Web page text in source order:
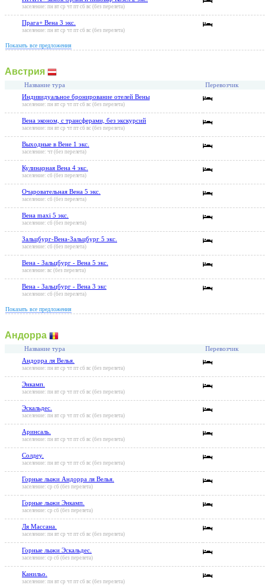
заселение: пн вт ср чт пт сб вс (без перелета)
Прага+ Вена 3 экс.
заселение: пн вт ср чт пт сб вс (без перелета)
Показать все предложения
Австрия
Название тура Перевозчик
Индивидуальное бронирование отелей Вены
заселение: пн вт ср чт пт сб вс (без перелета)
Вена эконом, с трансферами, без экскурсий
заселение: пн вт ср чт пт сб вс (без перелета)
Выходные в Вене 1 экс.
заселение: чт (без перелета)
Кулинарная Вена 4 экс.
заселение: сб (без перелета)
Очаровательная Вена 5 экс.
заселение: сб (без перелета)
Вена maxi 5 экс.
заселение: сб (без перелета)
Зальцбург-Вена-Зальцбург 5 экс.
заселение: сб (без перелета)
Вена - Зальцбург - Вена 5 экс.
заселение: вс (без перелета)
Вена - Зальцбург - Вена 3 экс
заселение: сб (без перелета)
Показать все предложения
Андорра
Название тура Перевозчик
Андорра ля Велья.
заселение: пн вт ср чт пт сб вс (без перелета)
Энкамп.
заселение: пн вт ср чт пт сб вс (без перелета)
Эскальдес.
заселение: пн вт ср чт пт сб вс (без перелета)
Аринсаль.
заселение: пн вт ср чт пт сб вс (без перелета)
Солдеу.
заселение: пн вт ср чт пт сб вс (без перелета)
Горные лыжи Андорра ля Велья.
заселение: ср сб (без перелета)
Горные лыжи Энкамп.
заселение: ср сб (без перелета)
Ля Массана.
заселение: пн вт ср чт пт сб вс (без перелета)
Горные лыжи Эскальдес.
заселение: ср сб (без перелета)
Канильо.
заселение: пн вт ср чт пт сб вс (без перелета)